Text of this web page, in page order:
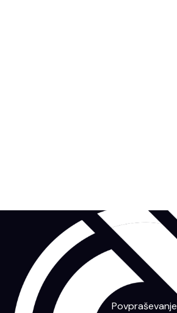
Povpraševanje